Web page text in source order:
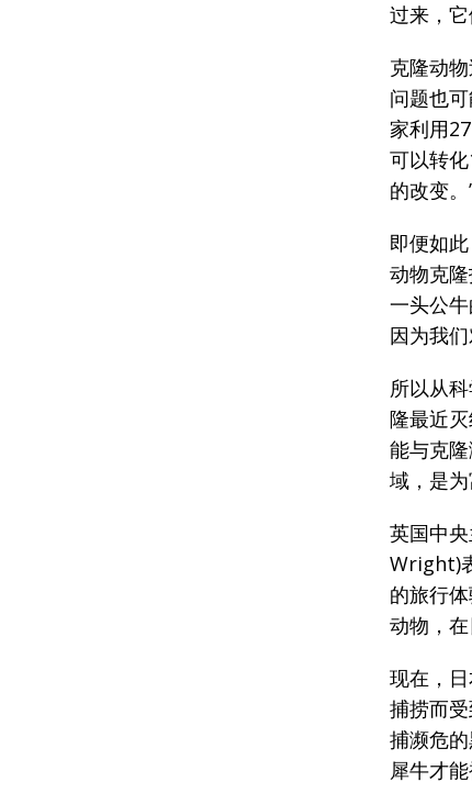
过来，
克隆动
问题也
家利用
可以转
的改变。
即便如
动物克
一头公
因为我
所以从
隆最近
能与克
域，是为
英国中
Wright)
的旅行
动物，
现在，
捕捞而
捕濒危
犀牛才